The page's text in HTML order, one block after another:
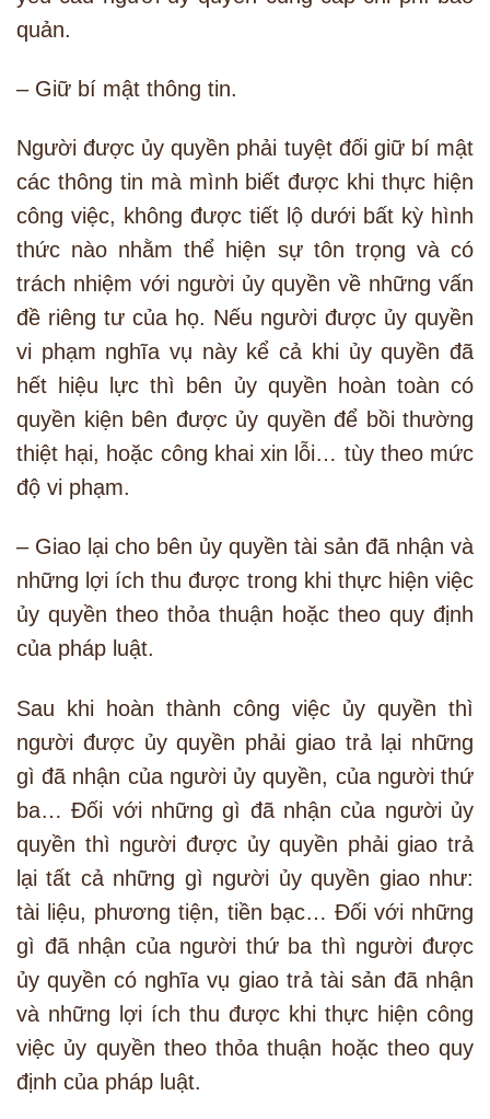
quản.
– Giữ bí mật thông tin.
Người được ủy quyền phải tuyệt đối giữ bí mật
các thông tin mà mình biết được khi thực hiện
công việc, không được tiết lộ dưới bất kỳ hình
thức nào nhằm thể hiện sự tôn trọng và có
trách nhiệm với người ủy quyền về những vấn
đề riêng tư của họ. Nếu người được ủy quyền
vi phạm nghĩa vụ này kể cả khi ủy quyền đã
hết hiệu lực thì bên ủy quyền hoàn toàn có
quyền kiện bên được ủy quyền để bồi thường
thiệt hại, hoặc công khai xin lỗi… tùy theo mức
độ vi phạm.
– Giao lại cho bên ủy quyền tài sản đã nhận và
những lợi ích thu được trong khi thực hiện việc
ủy quyền theo thỏa thuận hoặc theo quy định
của pháp luật.
Sau khi hoàn thành công việc ủy quyền thì
người được ủy quyền phải giao trả lại những
gì đã nhận của người ủy quyền, của người thứ
ba… Đối với những gì đã nhận của người ủy
quyền thì người được ủy quyền phải giao trả
lại tất cả những gì người ủy quyền giao như:
tài liệu, phương tiện, tiền bạc… Đối với những
gì đã nhận của người thứ ba thì người được
ủy quyền có nghĩa vụ giao trả tài sản đã nhận
và những lợi ích thu được khi thực hiện công
việc ủy quyền theo thỏa thuận hoặc theo quy
định của pháp luật.